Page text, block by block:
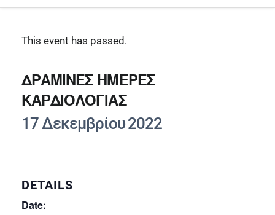
This event has passed.
ΔΡΑΜΙΝΕΣ ΗΜΕΡΕΣ
KAΡΔΙΟΛΟΓΙΑΣ
17 Δεκεμβρίου 2022
DETAILS
Date: